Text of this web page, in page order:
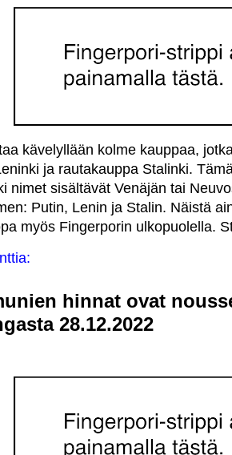
kävelyllään kolme kauppaa,
ja rautakauppa Stalinki.
nimet sisältävät Venäjän tai
Putin, Lenin ja Stalin. Näistä
myös Fingerporin ulkopuolella.
hinnat ovat
28.12.2022